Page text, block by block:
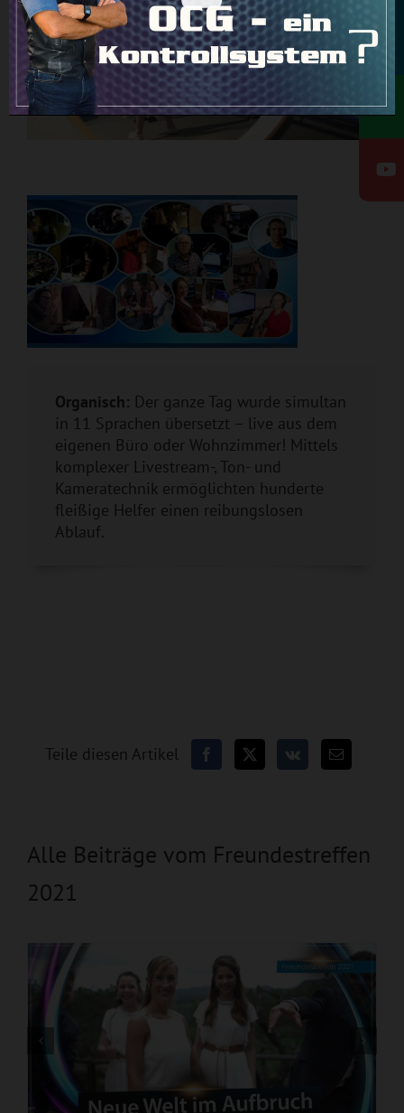
Organisch: Der ganze Tag wurde simultan
in 11 Sprachen übersetzt – live aus dem
eigenen Büro oder Wohnzimmer! Mittels
komplexer Livestream-, Ton- und
Kameratechnik ermöglichten hunderte
fleißige Helfer einen reibungslosen
Ablauf.
Teile diesen Artikel
Alle Beiträge vom Freundestreffen
2021